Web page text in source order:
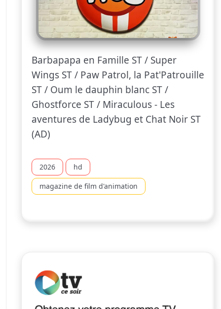
Barbapapa en Famille ST / Super
Wings ST / Paw Patrol, la Pat'Patrouille
ST / Oum le dauphin blanc ST /
Ghostforce ST / Miraculous - Les
aventures de Ladybug et Chat Noir ST
(AD)
2026 hd
magazine de film d'animation